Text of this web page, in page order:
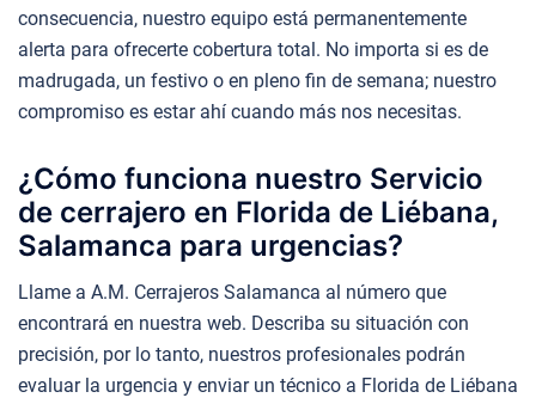
consecuencia, nuestro equipo está permanentemente
alerta para ofrecerte cobertura total. No importa si es de
madrugada, un festivo o en pleno fin de semana; nuestro
compromiso es estar ahí cuando más nos necesitas.
¿Cómo funciona nuestro Servicio
de cerrajero en Florida de Liébana,
Salamanca para urgencias?
Llame a A.M. Cerrajeros Salamanca al número que
encontrará en nuestra web. Describa su situación con
precisión, por lo tanto, nuestros profesionales podrán
evaluar la urgencia y enviar un técnico a Florida de Liébana